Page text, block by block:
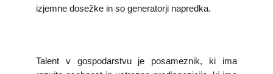
izjemne dosežke in so generatorji napredka.
Talent v gospodarstvu je posameznik, ki ima